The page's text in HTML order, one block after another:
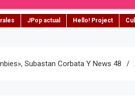
JPop actual Hello! Project
Subastan Corbata Y News 48